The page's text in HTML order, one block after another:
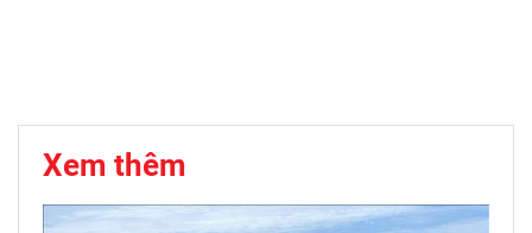
Xem thêm